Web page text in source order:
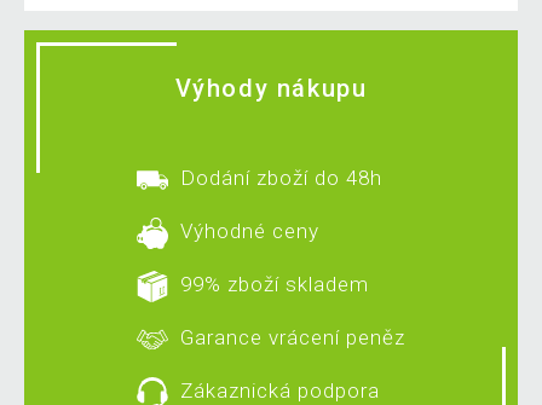
Výhody nákupu
Dodání zboží do 48h
Výhodné ceny
99% zboží skladem
Garance vrácení peněz
Zákaznická podpora